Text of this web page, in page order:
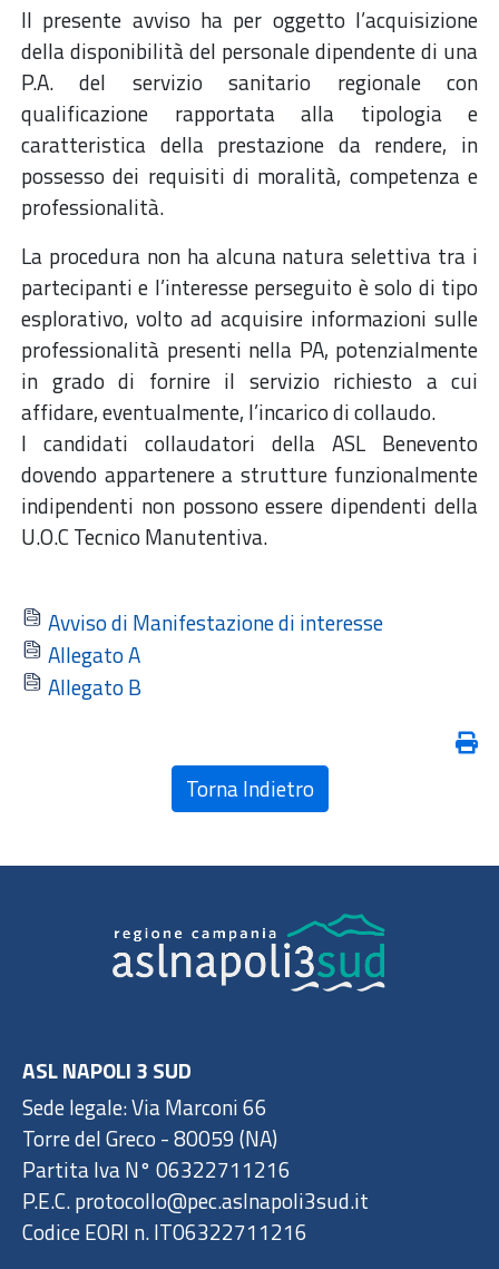
Il presente avviso ha per oggetto l’acquisizione
della disponibilità del personale dipendente di una
P.A. del servizio sanitario regionale con
qualificazione rapportata alla tipologia e
caratteristica della prestazione da rendere, in
possesso dei requisiti di moralità, competenza e
professionalità.
La procedura non ha alcuna natura selettiva tra i
partecipanti e l’interesse perseguito è solo di tipo
esplorativo, volto ad acquisire informazioni sulle
professionalità presenti nella PA, potenzialmente
in grado di fornire il servizio richiesto a cui
affidare, eventualmente, l’incarico di collaudo.
I candidati collaudatori della ASL Benevento
dovendo appartenere a strutture funzionalmente
indipendenti non possono essere dipendenti della
U.O.C Tecnico Manutentiva.
Avviso di Manifestazione di interesse
Allegato A
Allegato B
Torna Indietro
ASL NAPOLI 3 SUD
Sede legale: Via Marconi 66
Torre del Greco - 80059 (NA)
Partita Iva N° 06322711216
P.E.C. protocollo@pec.aslnapoli3sud.it
Codice EORI n. IT06322711216